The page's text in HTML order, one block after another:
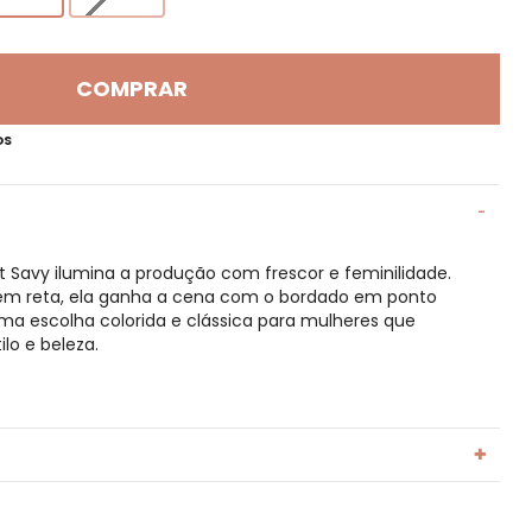
COMPRAR
Savy ilumina a produção com frescor e feminilidade.
reta, ela ganha a cena com o bordado em ponto
escolha colorida e clássica para mulheres que
e beleza.